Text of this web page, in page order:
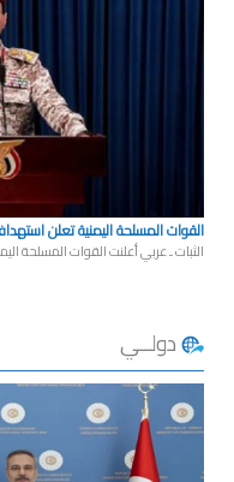
القوات المسلحة اليمنية تعلن
الثبات ـ عربي أعلنت القوات المسلحة
دولــي